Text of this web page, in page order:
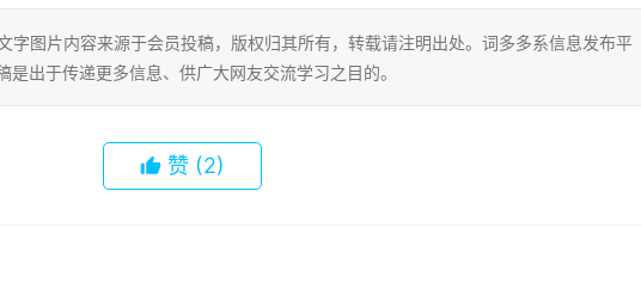
图片内容来源于会员投稿，版权归其所有，转载请注明出处。词多多系信息发布平
出于传递更多信息、供广大网友交流学习之目的。
赞 (2)